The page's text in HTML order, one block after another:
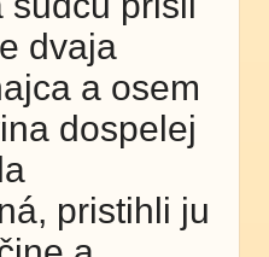
dvaja
a osem
dospelej
pristihli ju